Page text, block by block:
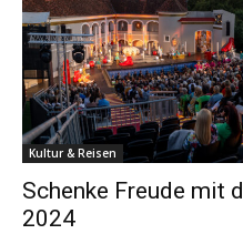
Kultur & Reisen
Schenke Freude mit
2024